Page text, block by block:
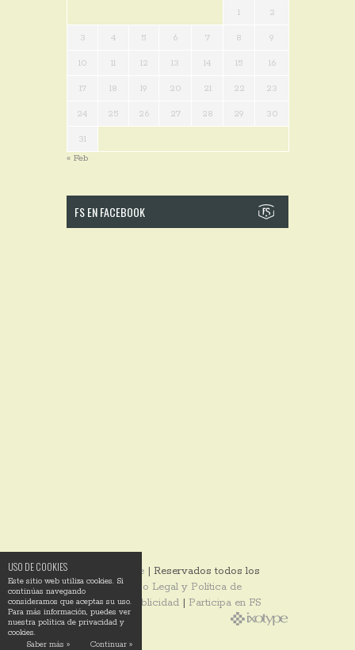
USO DE COOKIES
Este sitio web utiliza cookies. Si
continúas navegando
consideramos que aceptas su uso.
Para más información, puedes ver
nuestra política de privacidad y
cookies.
Saber más »
Continuar »
1 2
3 4 5 6 7 8 9
10 11 12 13 14 15 16
17 18 19 20 21 22 23
24 25 26 27 28 29 30
31
« Feb
FS EN FACEBOOK
© 2014 Ixotype | Reservados todos los
derechos |Aviso Legal y Política de
Privacidad|Publicidad | Participa en FS